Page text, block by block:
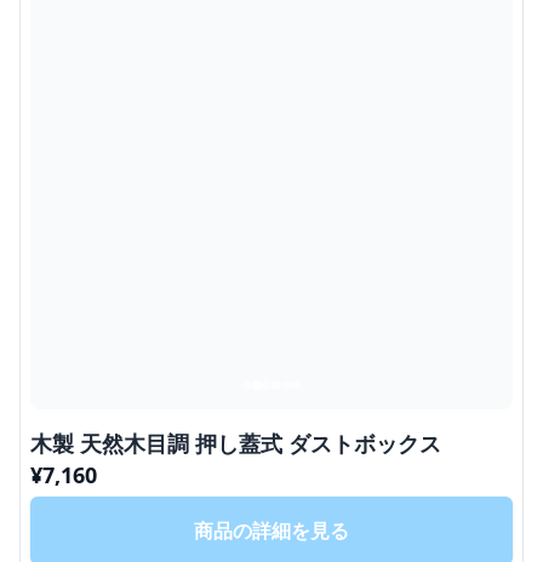
木製 天然木目調 押し蓋式 ダストボックス
¥7,160
商品の詳細を見る